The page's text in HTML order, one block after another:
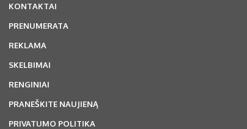
KONTAKTAI
PRENUMERATA
REKLAMA
SKELBIMAI
RENGINIAI
PRANEŠKITE NAUJIENĄ
PRIVATUMO POLITIKA